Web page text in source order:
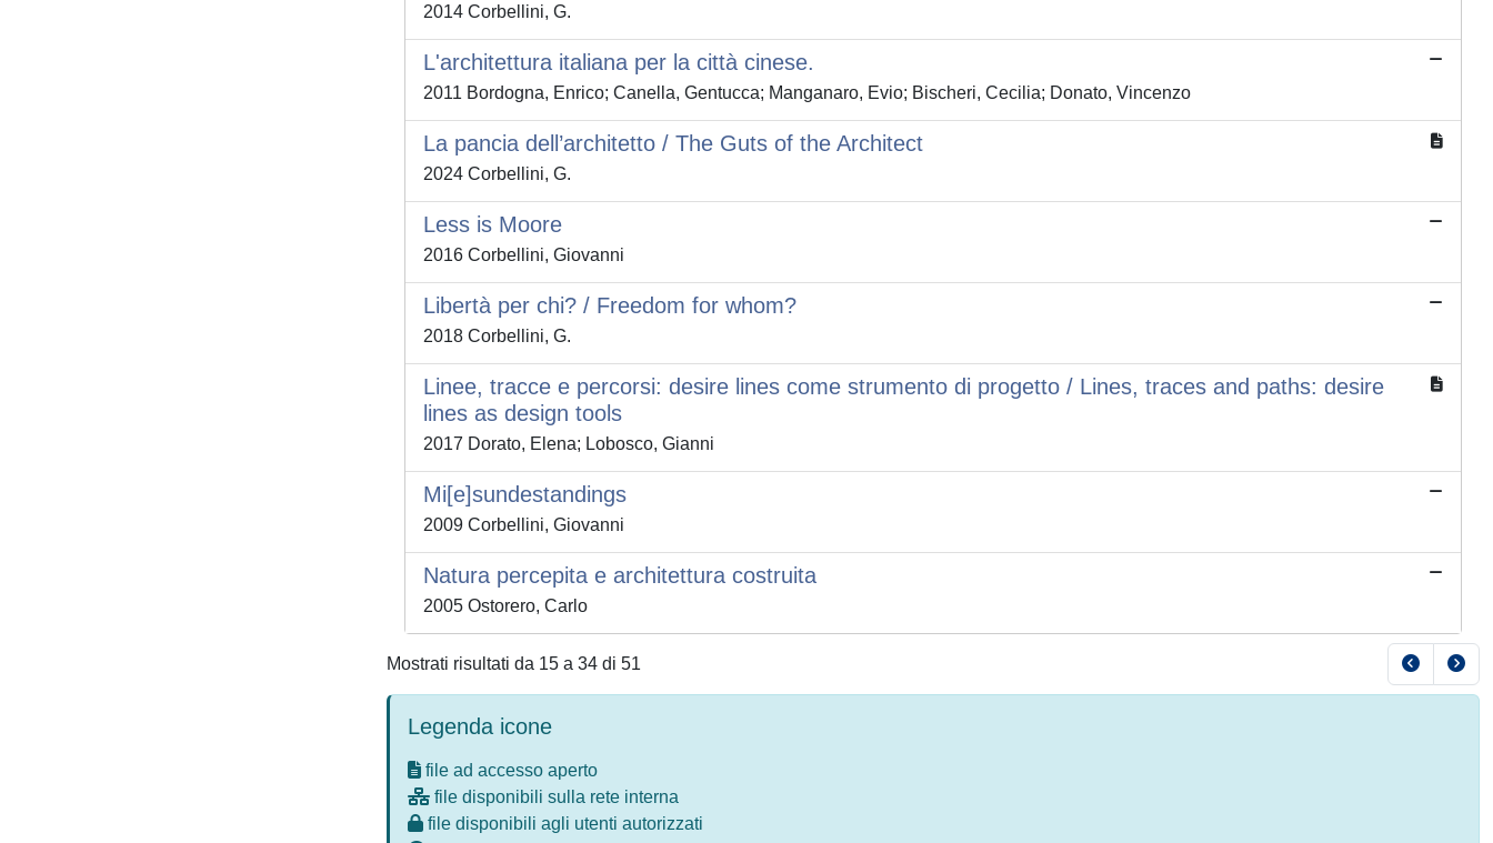
2014 Corbellini, G.
L'architettura italiana per la città cinese.
2011 Bordogna, Enrico; Canella, Gentucca; Manganaro, Evio; Bischeri, Cecilia; Donato, Vincenzo
La pancia dell’architetto / The Guts of the Architect
2024 Corbellini, G.
Less is Moore
2016 Corbellini, Giovanni
Libertà per chi? / Freedom for whom?
2018 Corbellini, G.
Linee, tracce e percorsi: desire lines come strumento di progetto / Lines, traces and paths: desire
lines as design tools
2017 Dorato, Elena; Lobosco, Gianni
Mi[e]sundestandings
2009 Corbellini, Giovanni
Natura percepita e architettura costruita
2005 Ostorero, Carlo
Mostrati risultati da 15 a 34 di 51
Legenda icone
file ad accesso aperto
file disponibili sulla rete interna
file disponibili agli utenti autorizzati